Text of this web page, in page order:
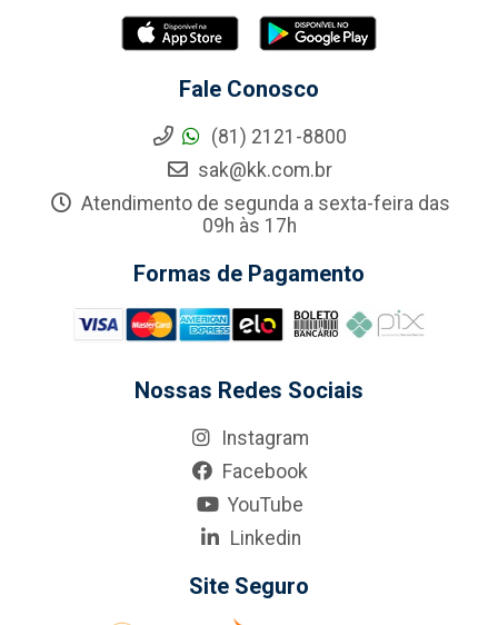
Fale Conosco
(81) 2121-8800
sak@kk.com.br
Atendimento de segunda a sexta-feira das
09h às 17h
Formas de Pagamento
Nossas Redes Sociais
Instagram
Facebook
YouTube
Linkedin
Site Seguro